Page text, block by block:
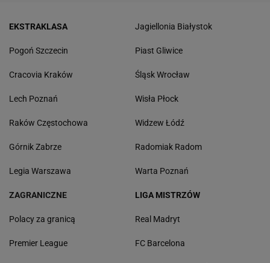
EKSTRAKLASA
Pogoń Szczecin
Cracovia Kraków
Lech Poznań
Raków Częstochowa
Górnik Zabrze
Legia Warszawa
Jagiellonia Białystok
Piast Gliwice
Śląsk Wrocław
Wisła Płock
Widzew Łódź
Radomiak Radom
Warta Poznań
ZAGRANICZNE
Polacy za granicą
Premier League
LIGA MISTRZÓW
Real Madryt
FC Barcelona